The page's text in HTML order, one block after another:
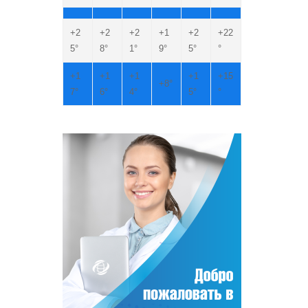
+2
5°
+2
8°
+2
1°
+1
9°
+2
5°
+22
°
+1
7°
+1
6°
+1
4°
+8°
+1
5°
+15
°